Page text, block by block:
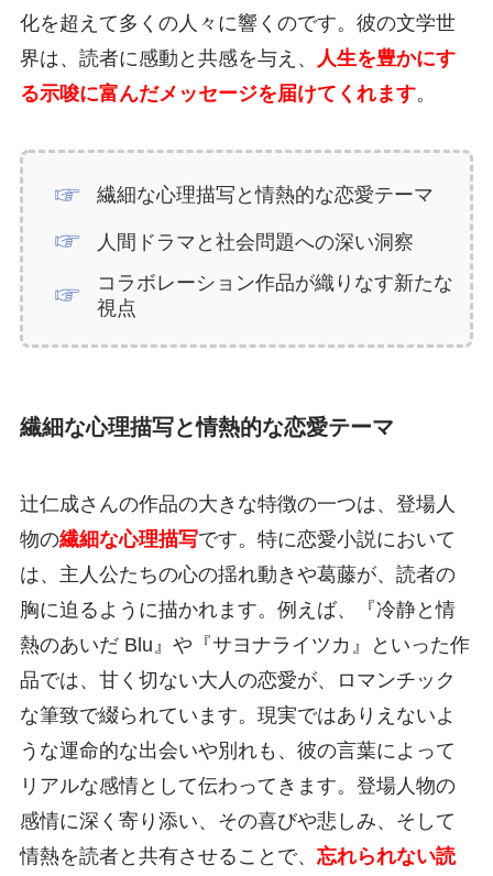
化を超えて多くの人々に響くのです。彼の文学世
界は、読者に感動と共感を与え、
人生を豊かにす
る示唆に富んだメッセージを届けてくれます。
繊細な心理描写と情熱的な恋愛テーマ
人間ドラマと社会問題への深い洞察
コラボレーション作品が織りなす新たな
視点
繊細な心理描写と情熱的な恋愛テーマ
辻仁成さんの作品の大きな特徴の一つは、登場人
物の繊細な心理描写です。特に恋愛小説において
は、主人公たちの心の揺れ動きや葛藤が、読者の
胸に迫るように描かれます。例えば、『冷静と情
熱のあいだ Blu』や『サヨナライツカ』といった作
品では、甘く切ない大人の恋愛が、ロマンチック
な筆致で綴られています。現実ではありえないよ
うな運命的な出会いや別れも、彼の言葉によって
リアルな感情として伝わってきます。登場人物の
感情に深く寄り添い、その喜びや悲しみ、そして
情熱を読者と共有させることで、 忘れられない読